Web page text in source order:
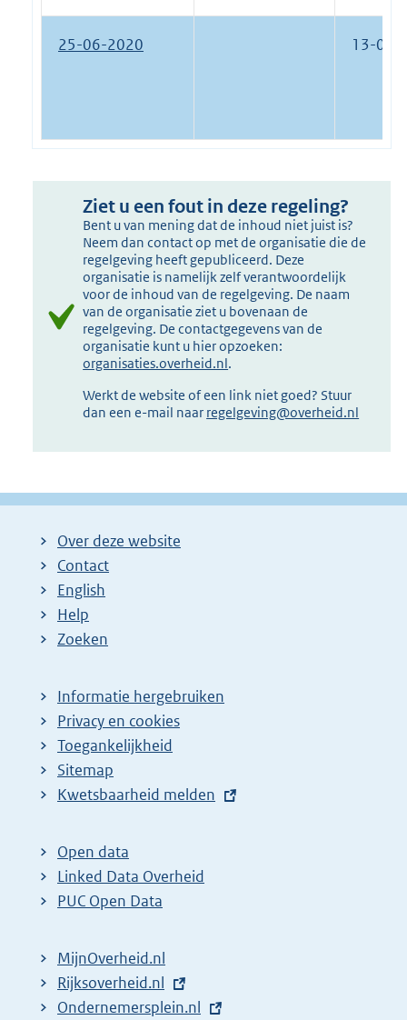
25-06-2020 13-02-
Ziet u een fout in deze regeling?
Bent u van mening dat de inhoud niet juist is?
Neem dan contact op met de organisatie die de
regelgeving heeft gepubliceerd. Deze
organisatie is namelijk zelf verantwoordelijk
voor de inhoud van de regelgeving. De naam
van de organisatie ziet u bovenaan de
regelgeving. De contactgegevens van de
organisatie kunt u hier opzoeken:
organisaties.overheid.nl.
Werkt de website of een link niet goed? Stuur
dan een e-mail naar regelgeving@overheid.nl
Over deze website
Contact
English
Help
Zoeken
Informatie hergebruiken
Privacy en cookies
Toegankelijkheid
Sitemap
E
t
e
r
l
i
n
Kwetsbaarheid melden
Open data
Linked Data Overheid
PUC Open Data
MijnOverheid.nl
E
x
Rijksoverheid.nl
E
Ondernemersplein.nl